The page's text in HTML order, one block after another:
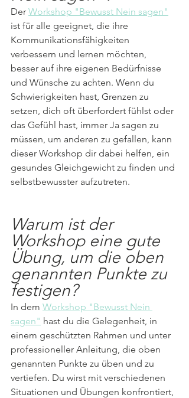
Der Workshop "Bewusst Nein sagen"
ist für alle geeignet, die ihre
Kommunikationsfähigkeiten
verbessern und lernen möchten,
besser auf ihre eigenen Bedürfnisse
und Wünsche zu achten. Wenn du
Schwierigkeiten hast, Grenzen zu
setzen, dich oft überfordert fühlst oder
das Gefühl hast, immer Ja sagen zu
müssen, um anderen zu gefallen, kann
dieser Workshop dir dabei helfen, ein
gesundes Gleichgewicht zu finden und
selbstbewusster aufzutreten.
Warum ist der
Workshop eine gute
Übung, um die oben
genannten Punkte zu
festigen?
In dem Workshop "Bewusst Nein
sagen" hast du die Gelegenheit, in
einem geschützten Rahmen und unter
professioneller Anleitung, die oben
genannten Punkte zu üben und zu
vertiefen. Du wirst mit verschiedenen
Situationen und Übungen konfrontiert,